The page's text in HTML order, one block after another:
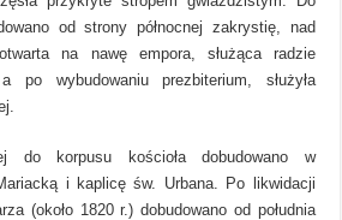
od strony północnej zakrystię, nad
na nawę empora, służąca radzie
po wybudowaniu prezbiterium, służyła
do korpusu kościoła dobudowano w
i kaplicę św. Urbana. Po likwidacji
(około 1820 r.) dobudowano od południa